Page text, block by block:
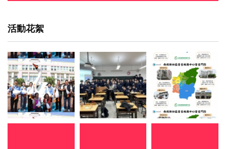
活動花絮